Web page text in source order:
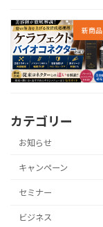
新商品
カテゴリー
お知らせ
キャンペーン
セミナー
ビジネス